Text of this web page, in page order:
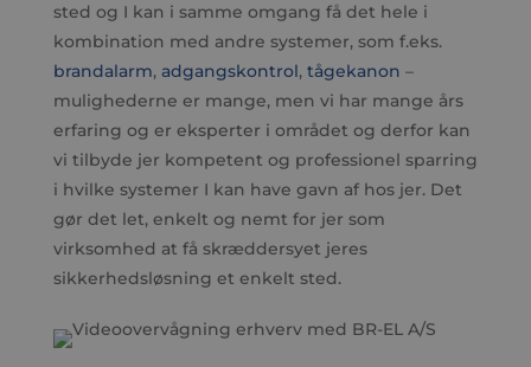
sted og I kan i samme omgang få det hele i
kombination med andre systemer, som f.eks.
brandalarm, adgangskontrol, tågekanon –
mulighederne er mange, men vi har mange års
erfaring og er eksperter i området og derfor kan
vi tilbyde jer kompetent og professionel sparring
i hvilke systemer I kan have gavn af hos jer. Det
gør det let, enkelt og nemt for jer som
virksomhed at få skræddersyet jeres
sikkerhedsløsning et enkelt sted.